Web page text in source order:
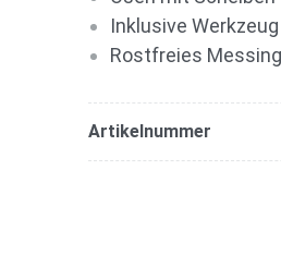
Inklusive
Rostfreies Messing
Artikelnummer